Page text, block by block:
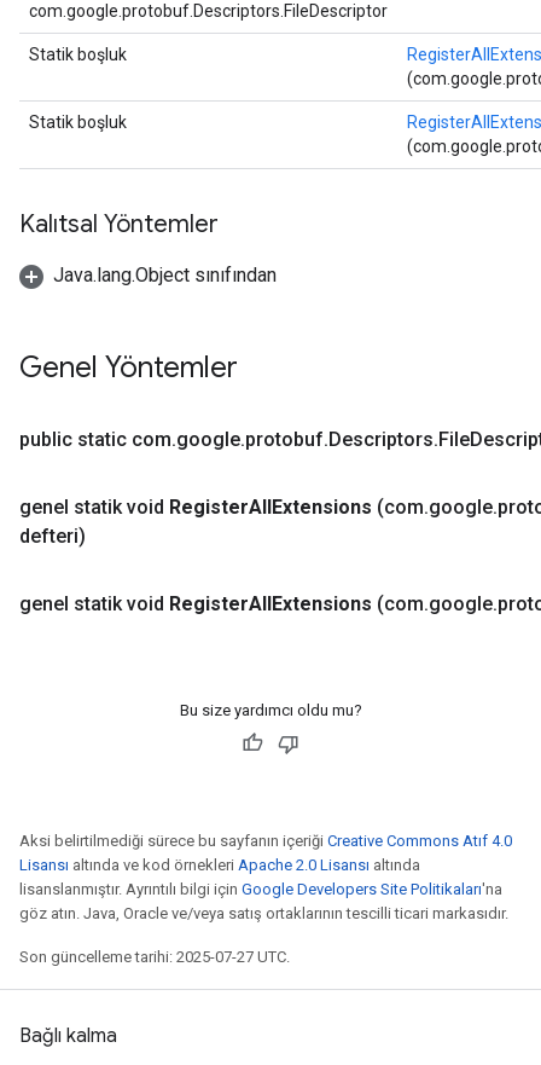
com.google.protobuf.Descriptors.FileDescriptor
Statik boşluk
Statik boşluk
Kalıtsal Yöntemler
Java.lang.Object sınıfından
Genel Yöntemler
public static com.google.protobuf.Descriptors.File
genel statik void RegisterAllExtensions (com.google.
defteri)
genel statik void RegisterAllExtensions (com.google.
Bu size yardımcı oldu mu?
Aksi belirtilmediği sürece bu sayfanın içeriği Creative Commons Atıf 4.0
Lisansı altında ve kod örnekleri Apache 2.0 Lisansı altında
lisanslanmıştır. Ayrıntılı bilgi için Google Developers Site Politikaları'na
göz atın. Java, Oracle ve/veya satış ortaklarının tescilli ticari markasıdır.
Son güncelleme tarihi: 2025-07-27 UTC.
Bağlı kalma